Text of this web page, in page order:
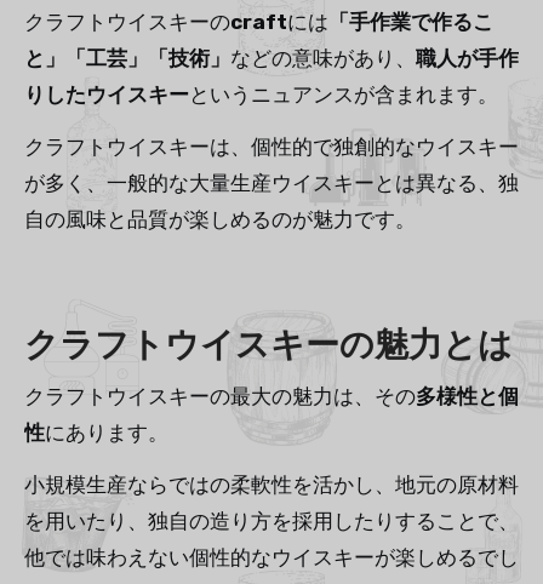
クラフトウイスキーのcraftには 「手作業で作るこ
と」「工芸」「技術」 などの意味があり、 職人が手作
りしたウイスキーというニュアンスが含まれます。
クラフトウイスキーは、個性的で独創的なウイスキー
が多く、一般的な大量生産ウイスキーとは異なる、独
自の風味と品質が楽しめるのが魅力です。
クラフトウイスキーの魅力とは
クラフトウイスキーの最大の魅力は、その多様性と個
性にあります。
小規模生産ならではの柔軟性を活かし、地元の原材料
を用いたり、独自の造り方を採用したりすることで、
他では味わえない個性的なウイスキーが楽しめるでし